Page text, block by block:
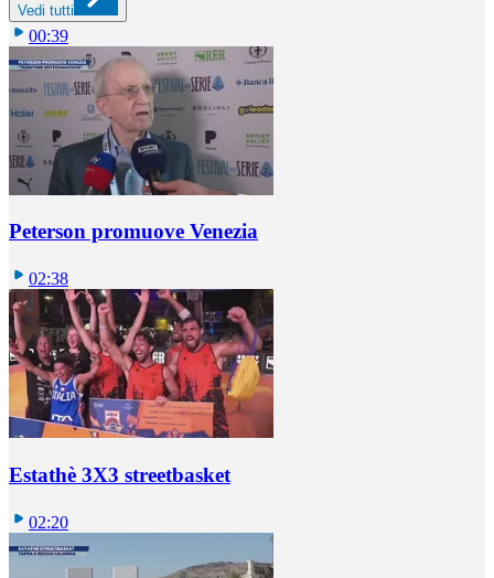
Vedi tutti
00:39
Peterson promuove Venezia
02:38
Estathè 3X3 streetbasket
02:20